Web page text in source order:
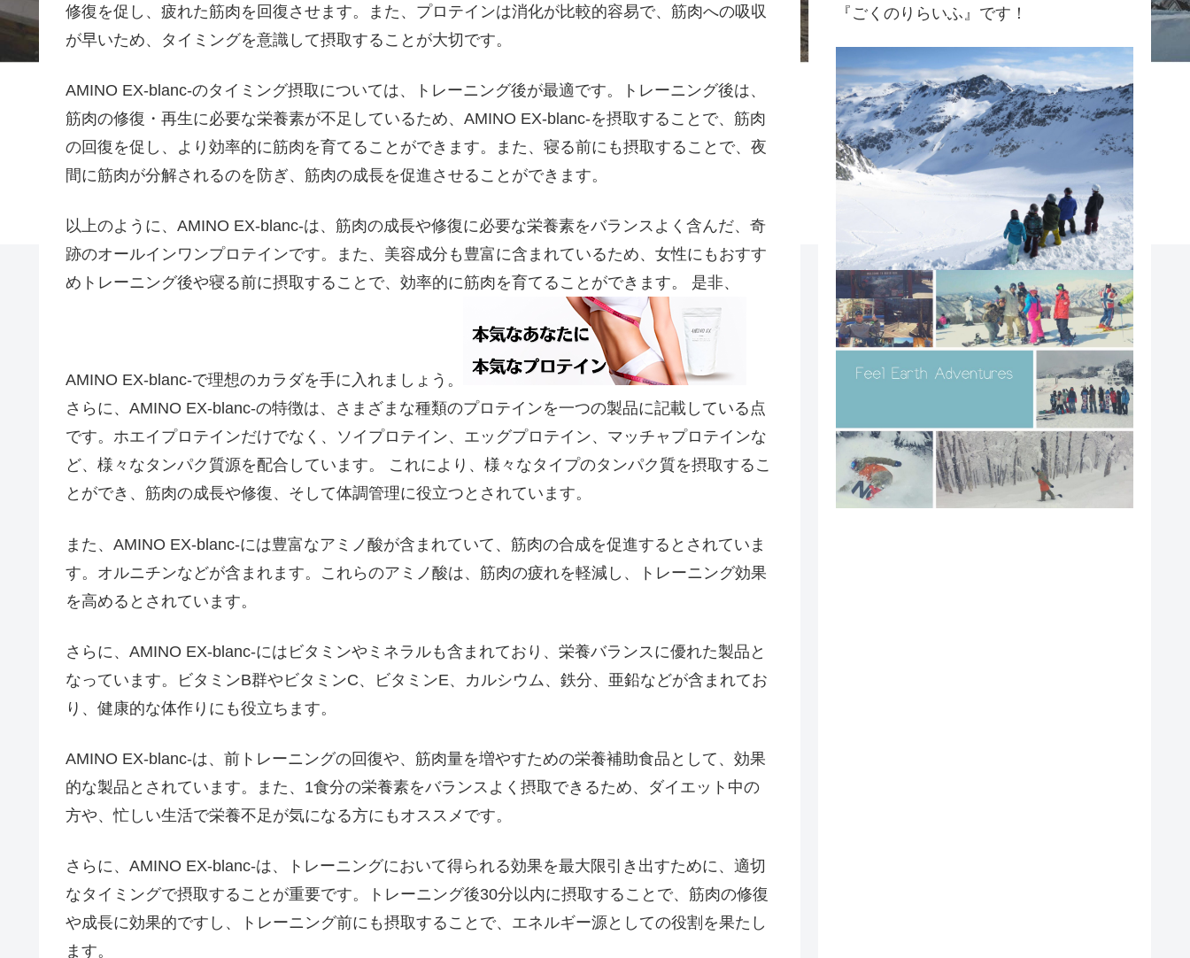
修復を促し、疲れた筋肉を回復させます。また、プロテインは消化が比較的容易で、筋肉への吸収
が早いため、タイミングを意識して摂取することが大切です。
AMINO EX-blanc-のタイミング摂取については、トレーニング後が最適です。トレーニング後は、
筋肉の修復・再生に必要な栄養素が不足しているため、AMINO EX-blanc-を摂取することで、筋肉
の回復を促し、より効率的に筋肉を育てることができます。また、寝る前にも摂取することで、夜
間に筋肉が分解されるのを防ぎ、筋肉の成長を促進させることができます。
以上のように、AMINO EX-blanc-は、筋肉の成長や修復に必要な栄養素をバランスよく含んだ、奇
跡のオールインワンプロテインです。また、美容成分も豊富に含まれているため、女性にもおすす
めトレーニング後や寝る前に摂取することで、効率的に筋肉を育てることができます。 是非、
AMINO EX-blanc-で理想のカラダを手に入れましょう。
さらに、AMINO EX-blanc-の特徴は、さまざまな種類のプロテインを一つの製品に記載している点
です。ホエイプロテインだけでなく、ソイプロテイン、エッグプロテイン、マッチャプロテインな
ど、様々なタンパク質源を配合しています。 これにより、様々なタイプのタンパク質を摂取するこ
とができ、筋肉の成長や修復、そして体調管理に役立つとされています。
また、AMINO EX-blanc-には豊富なアミノ酸が含まれていて、筋肉の合成を促進するとされていま
す。オルニチンなどが含まれます。これらのアミノ酸は、筋肉の疲れを軽減し、トレーニング効果
を高めるとされています。
さらに、AMINO EX-blanc-にはビタミンやミネラルも含まれており、栄養バランスに優れた製品と
なっています。ビタミンB群やビタミンC、ビタミンE、カルシウム、鉄分、亜鉛などが含まれてお
り、健康的な体作りにも役立ちます。
AMINO EX-blanc-は、前トレーニングの回復や、筋肉量を増やすための栄養補助食品として、効果
的な製品とされています。また、1食分の栄養素をバランスよく摂取できるため、ダイエット中の
方や、忙しい生活で栄養不足が気になる方にもオススメです。
さらに、AMINO EX-blanc-は、トレーニングにおいて得られる効果を最大限引き出すために、適切
なタイミングで摂取することが重要です。トレーニング後30分以内に摂取することで、筋肉の修復
や成長に効果的ですし、トレーニング前にも摂取することで、エネルギー源としての役割を果たし
ます。
『ごくのりらいふ』です！